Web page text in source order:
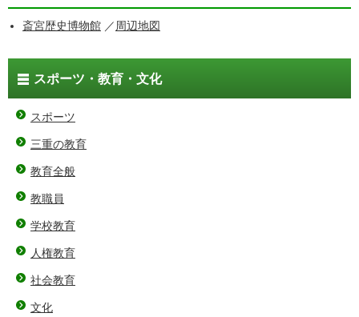
斎宮歴史博物館 ／ 周辺地図
スポーツ・教育・文化
スポーツ
三重の教育
教育全般
教職員
学校教育
人権教育
社会教育
文化